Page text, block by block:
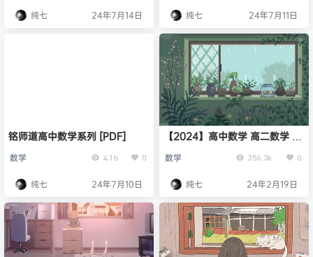
纯七 24年7月14日 纯七 24年7月11日
铭师道高中数学系列 [PDF]
数学 4.1b 0
纯七 24年7月10日
【2024】高中数学 高二数学 付
数学 356.3k 0
纯七 24年2月19日